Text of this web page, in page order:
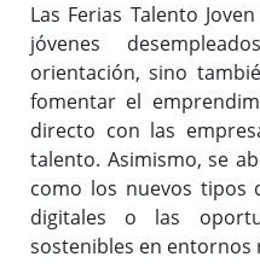
Las Ferias Talento
jóvenes
orientación, sino
fomentar el
directo con las
talento. Asimismo, se
como los nuevos tipos
digitales o las
sostenibles en entornos